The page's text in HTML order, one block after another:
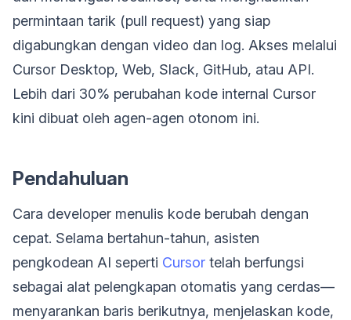
permintaan tarik (pull request) yang siap
digabungkan dengan video dan log. Akses melalui
Cursor Desktop, Web, Slack, GitHub, atau API.
Lebih dari 30% perubahan kode internal Cursor
kini dibuat oleh agen-agen otonom ini.
Pendahuluan
Cara developer menulis kode berubah dengan
cepat. Selama bertahun-tahun, asisten
pengkodean AI seperti Cursor telah berfungsi
sebagai alat pelengkapan otomatis yang cerdas—
menyarankan baris berikutnya, menjelaskan kode,